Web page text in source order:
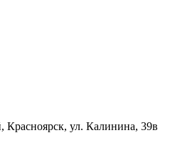
Красноярск, ул. Калинина, 39в